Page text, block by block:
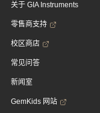
关于 GIA Instruments
零售商支持
校区商店
常见问答
新闻室
GemKids 网站